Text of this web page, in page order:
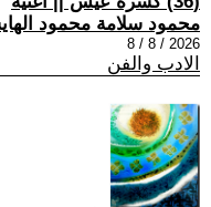
محمود سلامة محمود
2026 / 8 / 8
الادب والفن